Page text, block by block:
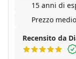
15 anni di
Prezzo
Recensito da